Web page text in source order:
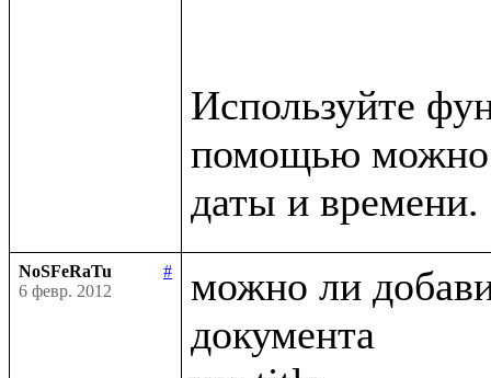
Используйте
помощью можно
NoSFeRaTu
#
6 февр. 2012
можно ли
документа